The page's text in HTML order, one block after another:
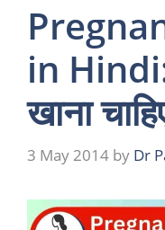
in Hindi:
खाना
3 May 2014 by Dr